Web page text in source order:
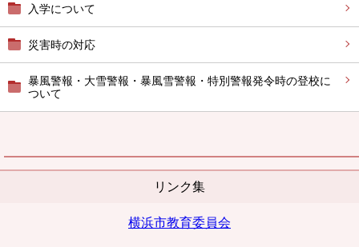
入学について
災害時の対応
暴風警報・大雪警報・暴風雪警報・特別警報発令時の登校に
ついて
リンク集
横浜市教育委員会